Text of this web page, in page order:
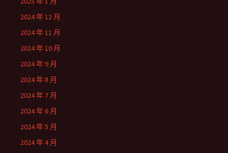
2024 年 12 月
2024 年 11 月
2024 年 10 月
2024 年 9 月
2024 年 8 月
2024 年 7 月
2024 年 6 月
2024 年 5 月
2024 年 4 月